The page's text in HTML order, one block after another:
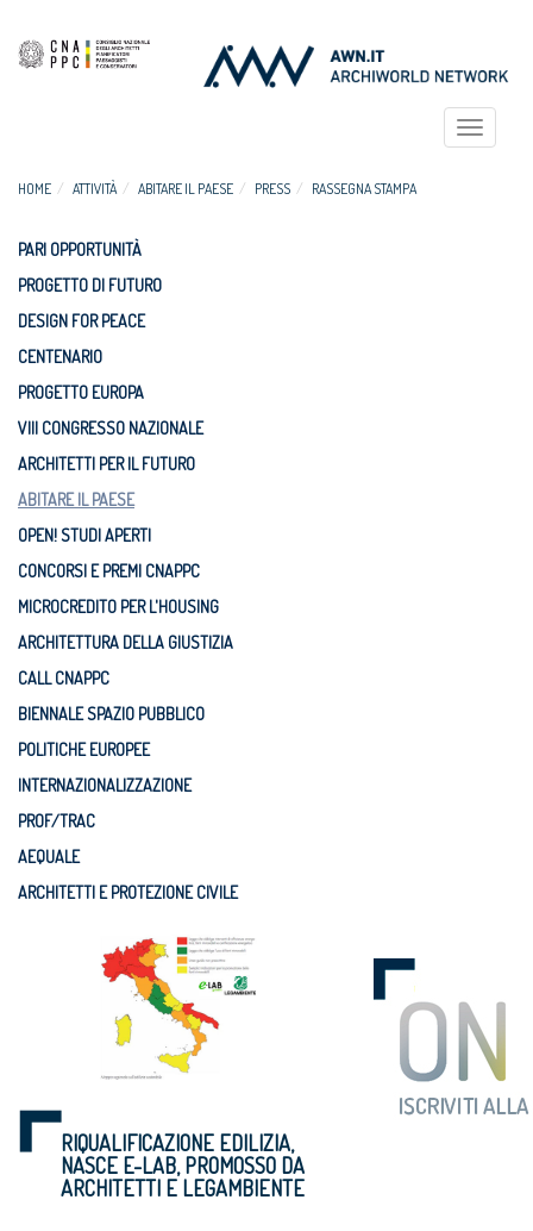
Toggle
HOME ATTIVITÀ ABITARE IL PAESE PRESS RASSEGNA STAMPA
PARI OPPORTUNITÀ
PROGETTO DI FUTURO
DESIGN FOR PEACE
CENTENARIO
PROGETTO EUROPA
VIII CONGRESSO NAZIONALE
ARCHITETTI PER IL FUTURO
ABITARE IL PAESE
OPEN! STUDI APERTI
CONCORSI E PREMI CNAPPC
MICROCREDITO PER L'HOUSING
ARCHITETTURA DELLA GIUSTIZIA
CALL CNAPPC
BIENNALE SPAZIO PUBBLICO
POLITICHE EUROPEE
INTERNAZIONALIZZAZIONE
PROF/TRAC
AEQUALE
ARCHITETTI E PROTEZIONE CIVILE
RIQUALIFICAZIONE EDILIZIA,
NASCE E-LAB, PROMOSSO DA
ARCHITETTI E LEGAMBIENTE